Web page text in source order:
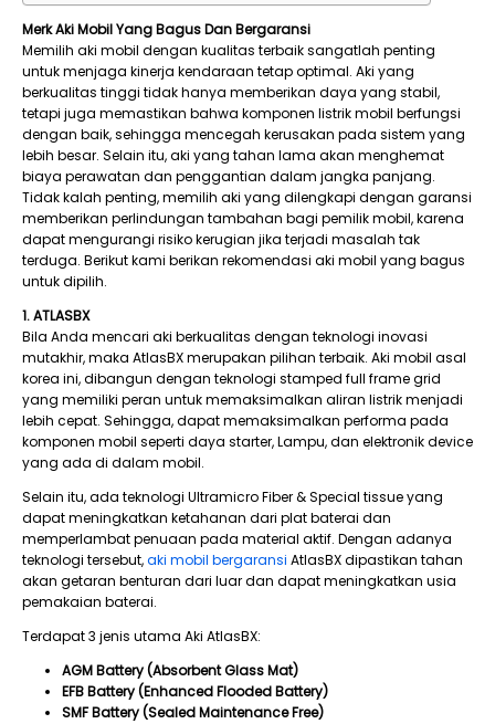
Merk Aki Mobil Yang Bagus Dan Bergaransi
Memilih aki mobil dengan kualitas terbaik sangatlah penting
untuk menjaga kinerja kendaraan tetap optimal. Aki yang
berkualitas tinggi tidak hanya memberikan daya yang stabil,
tetapi juga memastikan bahwa komponen listrik mobil berfungsi
dengan baik, sehingga mencegah kerusakan pada sistem yang
lebih besar. Selain itu, aki yang tahan lama akan menghemat
biaya perawatan dan penggantian dalam jangka panjang.
Tidak kalah penting, memilih aki yang dilengkapi dengan garansi
memberikan perlindungan tambahan bagi pemilik mobil, karena
dapat mengurangi risiko kerugian jika terjadi masalah tak
terduga. Berikut kami berikan rekomendasi aki mobil yang bagus
untuk dipilih.
1. ATLASBX
Bila Anda mencari aki berkualitas dengan teknologi inovasi
mutakhir, maka AtlasBX merupakan pilihan terbaik. Aki mobil asal
korea ini, dibangun dengan teknologi stamped full frame grid
yang memiliki peran untuk memaksimalkan aliran listrik menjadi
lebih cepat. Sehingga, dapat memaksimalkan performa pada
komponen mobil seperti daya starter, Lampu, dan elektronik device
yang ada di dalam mobil.
Selain itu, ada teknologi Ultramicro Fiber & Special tissue yang
dapat meningkatkan ketahanan dari plat baterai dan
memperlambat penuaan pada material aktif. Dengan adanya
teknologi tersebut,aki mobil bergaransi AtlasBX dipastikan tahan
akan getaran benturan dari luar dan dapat meningkatkan usia
pemakaian baterai.
Terdapat 3 jenis utama Aki AtlasBX:
AGM Battery (Absorbent Glass Mat)
EFB Battery (Enhanced Flooded Battery)
SMF Battery (Sealed Maintenance Free)